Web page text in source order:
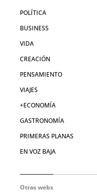
POLÍTICA
BUSINESS
VIDA
CREACIÓN
PENSAMIENTO
VIAJES
+ECONOMÍA
GASTRONOMÍA
PRIMERAS PLANAS
EN VOZ BAJA
Otras webs